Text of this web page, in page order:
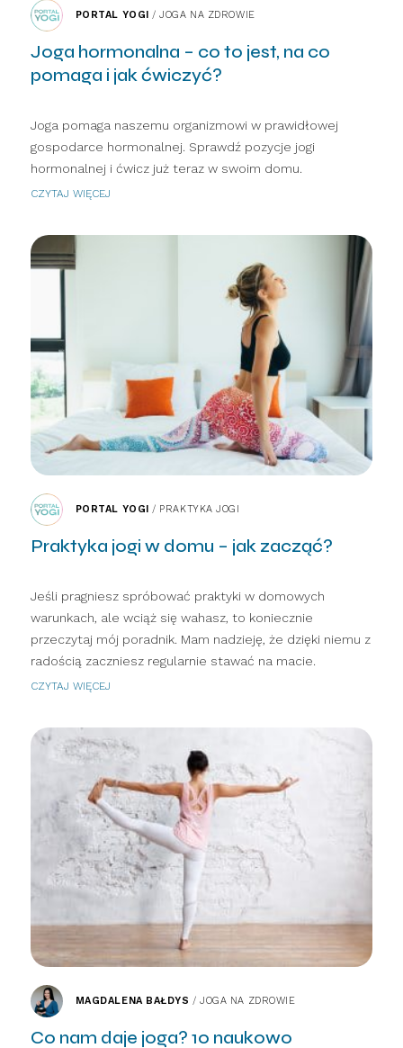
PORTAL YOGI /JOGA NA ZDROWIE
Joga hormonalna – co to jest, na co
pomaga i jak ćwiczyć?
Joga pomaga naszemu organizmowi w prawidłowej
gospodarce hormonalnej. Sprawdź pozycje jogi
hormonalnej i ćwicz już teraz w swoim domu.
CZYTAJ WIĘCEJ
PORTAL YOGI / PRAKTYKA JOGI
Praktyka jogi w domu – jak zacząć?
Jeśli pragniesz spróbować praktyki w domowych
warunkach, ale wciąż się wahasz, to koniecznie
przeczytaj mój poradnik. Mam nadzieję, że dzięki niemu z
radością zaczniesz regularnie stawać na macie.
CZYTAJ WIĘCEJ
MAGDALENA BAŁDYS /JOGA NA ZDROWIE
Co nam daje joga? 10 naukowo